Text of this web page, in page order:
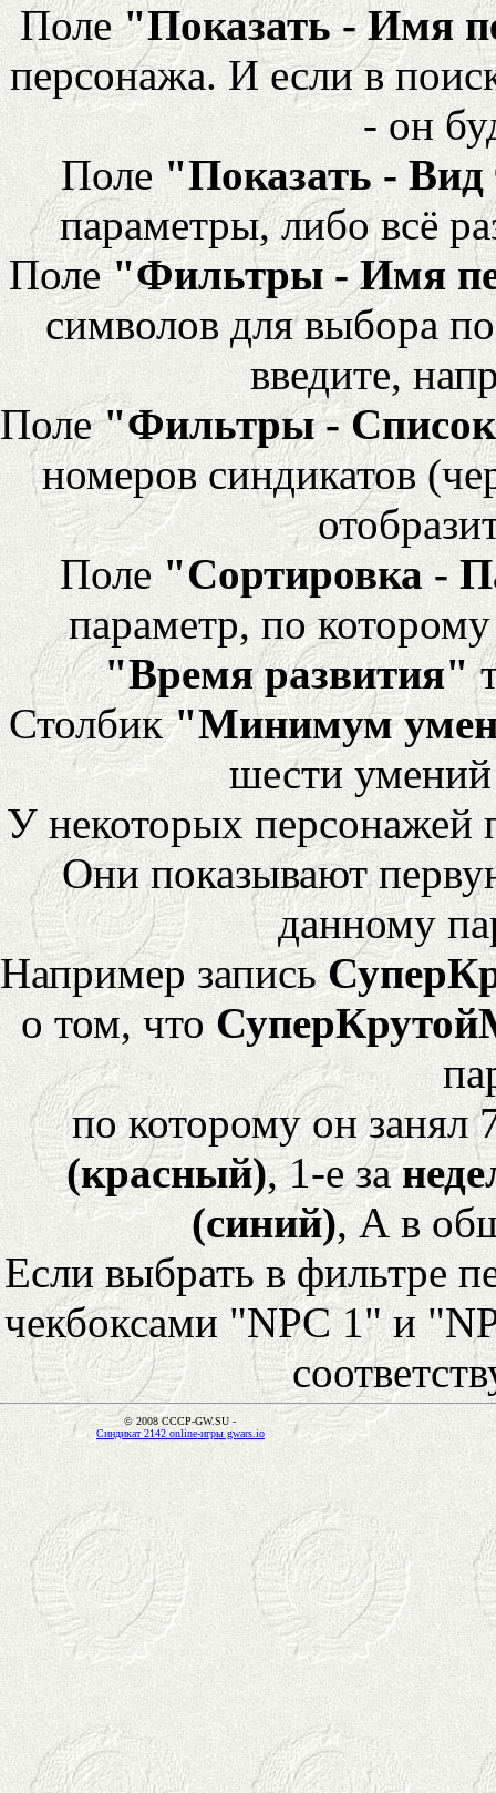
Поле"Показать - Имя
персонажа. И если в
- он
Поле "Показать -
параметры, либо всё
Поле"Фильтры - Имя
символов для выбора
введите,
Поле"Фильтры - Список
номеров синдикатов
Поле "Сортировка -
параметр, по
"Время развития"
Столбик"Минимум
шести
У некоторых персонажей
Они показывают
данному
Например запись
о том, что
по которому он
(красный), 1-е за
(синий), А в
Если выбрать в фильтре
чекбоксами "NPC 1" и
© 2008 CCCP-GW.SU -
Синдикат 2142 online-игры gwars.io